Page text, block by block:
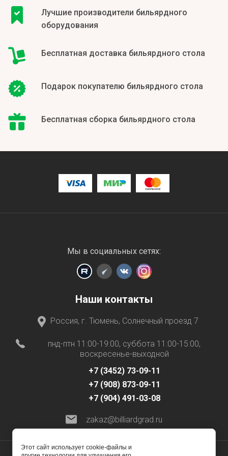
Лучшие производители бильярдного
оборудования
Бесплатная доставка бильярдного стола
Подарок покупателю бильярдного стола
Бесплатная сборка бильярдного стола
Мы в социальных сетях:
Наши контакты
Россия, г. Тюмень, Солнечный проезд 7
пнд-птн 11:00-19:00, суббота 11:00-15:00,
воскресенье-выходной
+7 (3452) 73-09-11
+7 (908) 873-09-11
+7 (904) 491-03-08
zakaz@billiardgrad.ru
Этот сайт использует cookie-файлы и